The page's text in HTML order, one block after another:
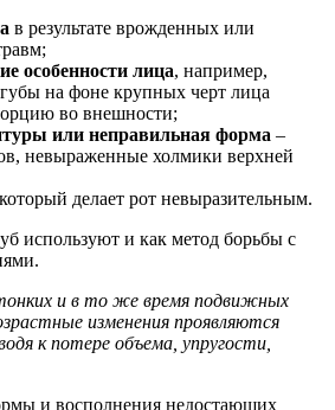
в результате врожденных или
особенности лица, например,
на фоне крупных черт лица
во внешности;
или неправильная форма –
невыраженные холмики верхней
делает рот невыразительным.
используют и как метод борьбы с
и в то же время подвижных
изменения проявляются
к потере объема, упругости,
и восполнения недостающих